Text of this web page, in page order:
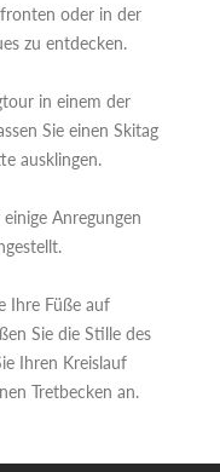
oder in der
zu entdecken.
in einem der
Sie einen Skitag
ausklingen.
Anregungen
Ihre Füße auf
Sie die Stille des
Ihren Kreislauf
Tretbecken an.